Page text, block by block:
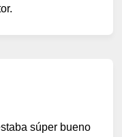
súper bueno